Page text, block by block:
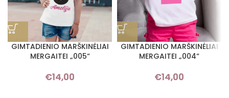
GIMTADIENIO MARŠKINĖLIAI
MERGAITEI „005“
€14,00
GIMTADIENIO MARŠKINĖLIAI
MERGAITEI „004“
€14,00